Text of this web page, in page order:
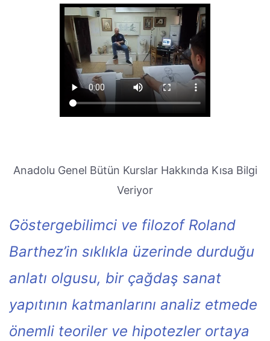
Anadolu Genel Bütün Kurslar Hakkında Kısa Bilgi
Veriyor
Göstergebilimci ve filozof Roland
Barthez’in sıklıkla üzerinde durduğu
anlatı olgusu, bir çağdaş sanat
yapıtının katmanlarını analiz etmede
önemli teoriler ve hipotezler ortaya